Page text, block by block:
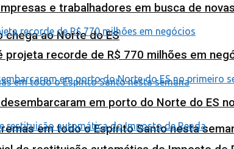
chega ao Norte do ES
em todo o Espírito Santo nesta
e trabalhadores em busca de
projeta recorde de R$ 770 milhões em
em porto do Norte do ES